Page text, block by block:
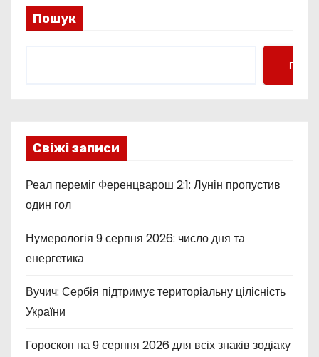
Пошук
Свіжі записи
Реал переміг Ференцварош 2:1: Лунін пропустив
один гол
Нумерологія 9 серпня 2026: число дня та
енергетика
Вучич: Сербія підтримує територіальну цілісність
України
Гороскоп на 9 серпня 2026 для всіх знаків зодіаку